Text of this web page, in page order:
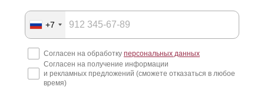
+7
Согласен на обработку персональных данных
Согласен на получение информации
и рекламных предложений (сможете отказаться в любое
время)